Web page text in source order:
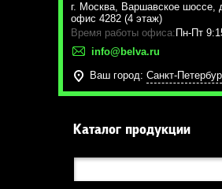
г. Москва, Варшавское шоссе,
офис 4282 (4 этаж)
Время работы офиса: Пн-Пт
info@belva.ru
Ваш город: Санкт-
Каталог продукции